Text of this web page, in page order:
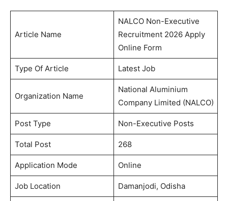
Article Name
NALCO Non-Executive
Recruitment 2026 Apply
Online Form
Type Of Article Latest Job
Organization Name
National Aluminium
Company Limited (NALCO)
Post Type Non-Executive Posts
Total Post 268
Application Mode Online
Job Location Damanjodi, Odisha